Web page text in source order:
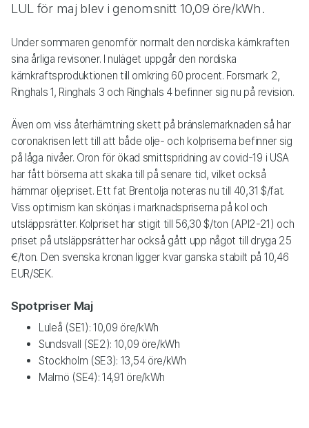
LUL för maj blev i genomsnitt 10,09 öre/kWh.
Under sommaren genomför normalt den nordiska kärnkraften
sina årliga revisoner. I nuläget uppgår den nordiska
kärnkraftsproduktionen till omkring 60 procent. Forsmark 2,
Ringhals 1, Ringhals 3 och Ringhals 4 befinner sig nu på revision.
Även om viss återhämtning skett på bränslemarknaden så har
coronakrisen lett till att både olje- och kolpriserna befinner sig
på låga nivåer. Oron för ökad smittspridning av covid-19 i USA
har fått börserna att skaka till på senare tid, vilket också
hämmar oljepriset. Ett fat Brentolja noteras nu till 40,31 $/fat.
Viss optimism kan skönjas i marknadspriserna på kol och
utsläppsrätter. Kolpriset har stigit till 56,30 $/ton (API2-21) och
priset på utsläppsrätter har också gått upp något till dryga 25
€/ton. Den svenska kronan ligger kvar ganska stabilt på 10,46
EUR/SEK.
Spotpriser Maj
Luleå (SE1): 10,09 öre/kWh
Sundsvall (SE2): 10,09 öre/kWh
Stockholm (SE3): 13,54 öre/kWh
Malmö (SE4): 14,91 öre/kWh